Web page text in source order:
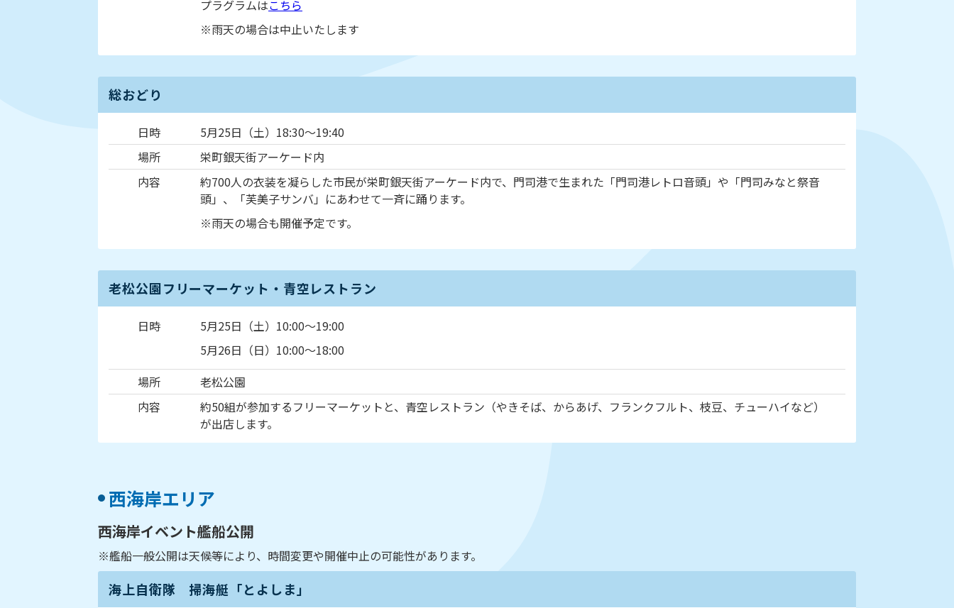
プラグラムはこちら
※雨天の場合は中止いたします
総おどり
日時
5月25日（土）18:30～19:40
場所
栄町銀天街アーケード内
内容
約700人の衣装を凝らした市民が栄町銀天街アーケード内で、門司港で生まれた「門司港レトロ音頭」や「門司みなと祭音
頭」、「芙美子サンバ」にあわせて一斉に踊ります。
※雨天の場合も開催予定です。
老松公園フリーマーケット・青空レストラン
日時
5月25日（土）10:00～19:00
5月26日（日）10:00～18:00
場所
老松公園
内容
約50組が参加するフリーマーケットと、青空レストラン（やきそば、からあげ、フランクフルト、枝豆、チューハイなど）
が出店します。
西海岸エリア
西海岸イベント艦船公開
※艦船一般公開は天候等により、時間変更や開催中止の可能性があります。
海上自衛隊 掃海艇「とよしま」